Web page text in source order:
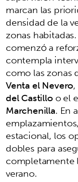
marcan las
densidad de la
zonas
comenzó a
contempla
como las zonas
Venta el Nevero,
del Castilloo el
Marchenilla. En
estacional, los
dobles para
completamente
verano.